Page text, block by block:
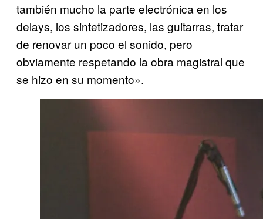
también mucho la parte electrónica en los
delays, los sintetizadores, las guitarras, tratar
de renovar un poco el sonido, pero
obviamente respetando la obra magistral que
se hizo en su momento».